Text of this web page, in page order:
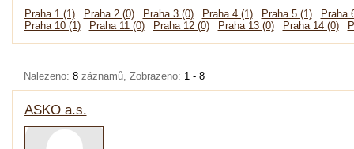
Praha 1 (1) Praha 2 (0) Praha 3 (0) Praha 4 (1) Praha 5 (1)
Praha
Praha 10 (1)
Praha 11 (0) Praha 12 (0) Praha 13 (0) Praha 14 (0)
Nalezeno: 8 záznamů, Zobrazeno: 1 - 8
ASKO a.s.